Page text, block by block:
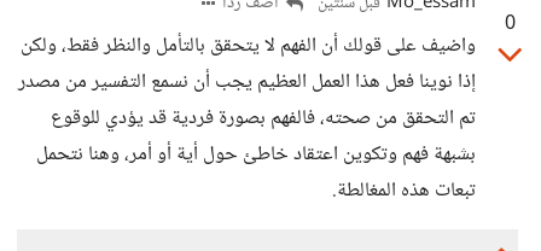
0
واضيف على قولك أن الفهم لا يتحقق بالتأمل والنظر فقط، ولكن
إذا نوينا فعل هذا العمل العظيم يجب أن نسمع التفسير من مصدر
تم التحقق من صحته، فالفهم بصورة فردية قد يؤدي للوقوع
بشبهة فهم وتكوين اعتقاد خاطئ حول أية أو أمر، وهنا نتحمل
تبعات هذه المغالطة.